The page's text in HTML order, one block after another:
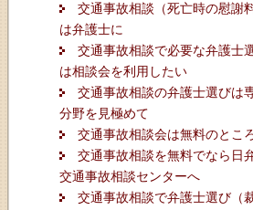
交通事故相談（死亡時の慰謝料
は弁護士に
交通事故相談で必要な弁護士
は相談会を利用したい
交通事故相談の弁護士選びは
分野を見極めて
交通事故相談会は無料のとこ
交通事故相談を無料でなら日
交通事故相談センターへ
交通事故相談で弁護士選び（